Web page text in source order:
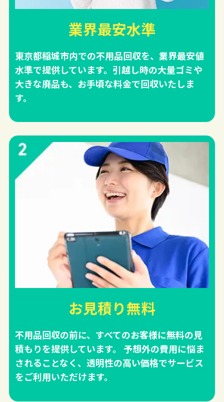
業界最安水準
東京都稲城市内での不用品回収を、業界最安値
水準で提供しています。引越し時の大量ゴミや
大きな廃品も、お手頃な料金で回収いたしま
す。
お見積り無料
不用品回収の前に、すべてのお客様に無料の見
積もりを提供しています。 予想外の費用に悩ま
されることなく、透明性の高い価格でサービス
をご利用いただけます。